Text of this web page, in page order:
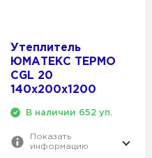
Утеплитель
ЮМАТЕКС ТЕРМО
CGL 20
140х200х1200
В наличии 652 уп.
Показать
информацию